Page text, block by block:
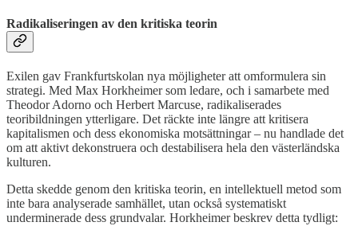
Radikaliseringen av den kritiska teorin
Exilen gav Frankfurtskolan nya möjligheter att omformulera sin
strategi. Med Max Horkheimer som ledare, och i samarbete med
Theodor Adorno och Herbert Marcuse, radikaliserades
teoribildningen ytterligare. Det räckte inte längre att kritisera
kapitalismen och dess ekonomiska motsättningar – nu handlade det
om att aktivt dekonstruera och destabilisera hela den västerländska
kulturen.
Detta skedde genom den kritiska teorin, en intellektuell metod som
inte bara analyserade samhället, utan också systematiskt
underminerade dess grundvalar. Horkheimer beskrev detta tydligt: